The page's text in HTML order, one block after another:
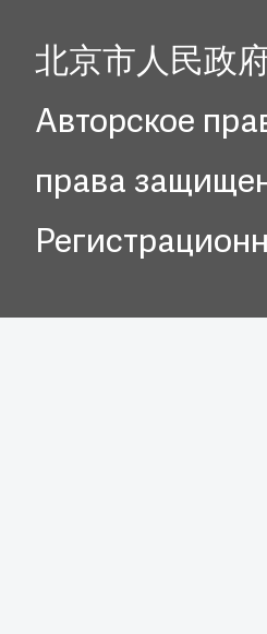
北京市人民政
Авторское
права